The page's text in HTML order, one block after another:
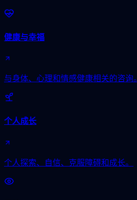
健康与幸福
与身体、心理和情感健康相关的咨询。
个人成长
个人探索、自信、克服障碍和成长。